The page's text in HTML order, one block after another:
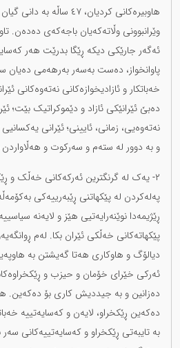
هاوبیرەکانی کردیان، ٤٧
وێرانبوونی وڵاتەکەیان باجەکەی دەدەن.
ئەگەر جارێکی دیکە ڕێگا بدرێت هەر
پاوانخواز، دەست بەسەر بەرهەمی دەیان
خەباتکار و ئازادیخوازەکانی نەتەوەکانی
دەبێ ئێرانێکی ئازاد و دێموکراتیک بێت؛
نەتەوەیی، زمانی، ئایینی؛ ئێرانی
و بە دوور لە ستەم و سەرکوت و
٢- یەک لە گرنگترین ئەرکەکانی خەڵک و
پەلەکردن لە پێکهاتنی ڕێبەرییەکی
ڕێژیمەدا نوێنەرایەتیی هێز و لایەنە
پێکهاتەکانی خەڵکی ئێران بکا. لەم
دیالۆگ و هاوکاری هەتا گەیشتن بە
ئەرکی خێرای خۆمان و حیزب و
دەزانین و بە جیددیش کاری بۆ دەکەین.
دەکەین ڕێکخراو، لایەن و کەسایەتییە
بە تایبەتی ڕێکخراو و کەسایەتییەکانی